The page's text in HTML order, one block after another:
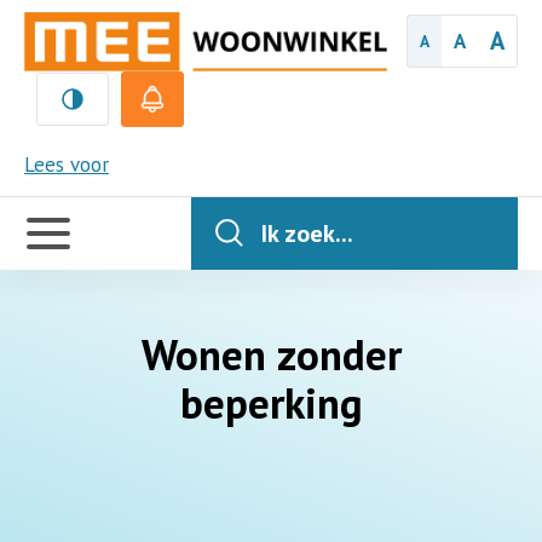
A A A
Lees voor
MEE
Handige
links
Ik zoek...
Wonen zonder
beperking